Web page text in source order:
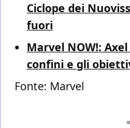
Ciclope dei
fuori
Marvel NOW!:
confini e gli
Fonte: Marvel